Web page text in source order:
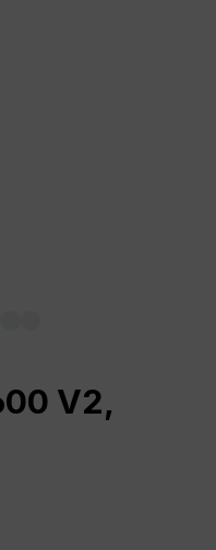
V2,